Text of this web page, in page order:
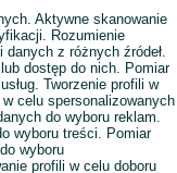
Aktywne skanowanie
Rozumienie
z różnych źródeł.
dostęp do nich. Pomiar
Tworzenie profili w
celu spersonalizowanych
do wyboru reklam.
wyboru treści. Pomiar
wyboru
profili w celu doboru